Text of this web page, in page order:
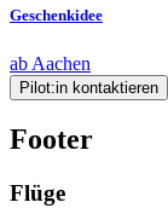
Geschenkidee
ab Aachen
Pilot:in kontaktieren
Footer
Flüge